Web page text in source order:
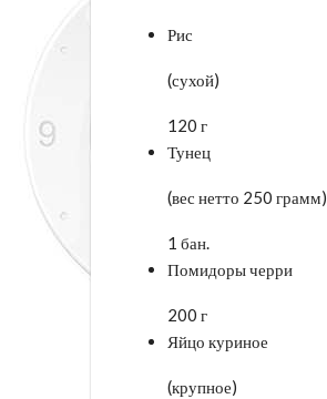
Рис
(сухой)
120 г
Тунец
(вес нетто 250 грамм)
1 бан.
Помидоры черри
200 г
Яйцо куриное
(крупное)